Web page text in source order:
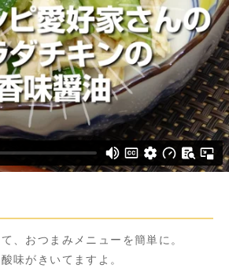
、おつまみメニューを簡単に。
味がきいてますよ。